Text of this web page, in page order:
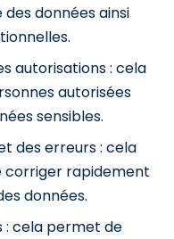
données ainsi
autorisations : cela
autorisées
sensibles.
des erreurs : cela
rapidement
données.
: cela permet de